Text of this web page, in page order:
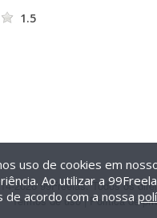
1.5
2026 99Freelas. Todos os
Termos de uso| Política de
uso de cookies em
Ao utilizar a
de acordo com a nossa